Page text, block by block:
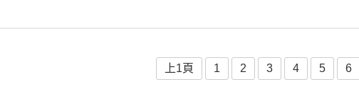
上1頁 1 2 3 4 5 6